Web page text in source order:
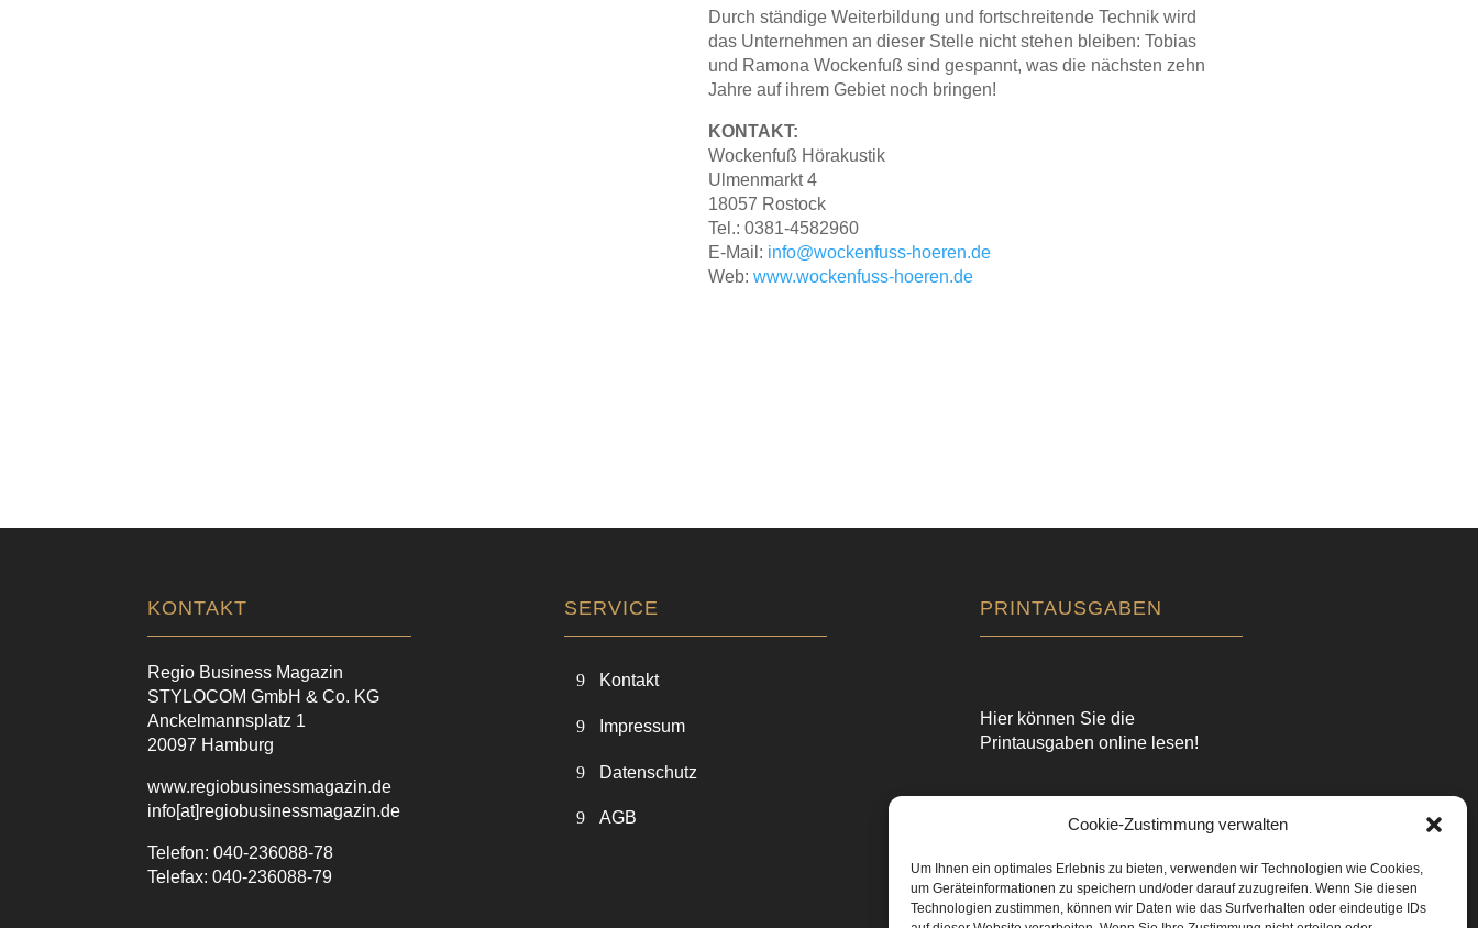
Cookie-Zustimmung verwalten
Um Ihnen ein optimales Erlebnis zu bieten, verwenden wir Technologien wie Cookies,
um Geräteinformationen zu speichern und/oder darauf zuzugreifen. Wenn Sie diesen
Technologien zustimmen, können wir Daten wie das Surfverhalten oder eindeutige IDs
Durch ständige Weiterbildung und fortschreitende Technik wird
das Unternehmen an dieser Stelle nicht stehen bleiben: Tobias
und Ramona Wockenfuß sind gespannt, was die nächsten zehn
Jahre auf ihrem Gebiet noch bringen!
KONTAKT:
Wockenfuß Hörakustik
Ulmenmarkt 4
18057 Rostock
Tel.: 0381-4582960
E-Mail: info@wockenfuss-hoeren.de
Web: www.wockenfuss-hoeren.de
KONTAKT
Regio Business Magazin
STYLOCOM GmbH & Co. KG
Anckelmannsplatz 1
20097 Hamburg
www.regiobusinessmagazin.de
info[at]regiobusinessmagazin.de
Telefon: 040-236088-78
Telefax: 040-236088-79
SERVICE
Kontakt
Impressum
Datenschutz
AGB
PRINTAUSGABEN
Hier können Sie die
Printausgaben online lesen!